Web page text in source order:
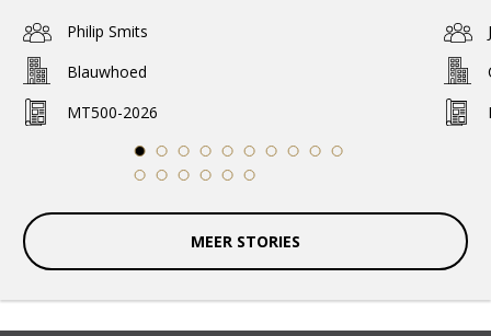
Philip Smits
Blauwhoed
MT500-2026
1
2 3 4 5 6 7 8 9
10
11 12 13 14 15 16
MEER STORIES